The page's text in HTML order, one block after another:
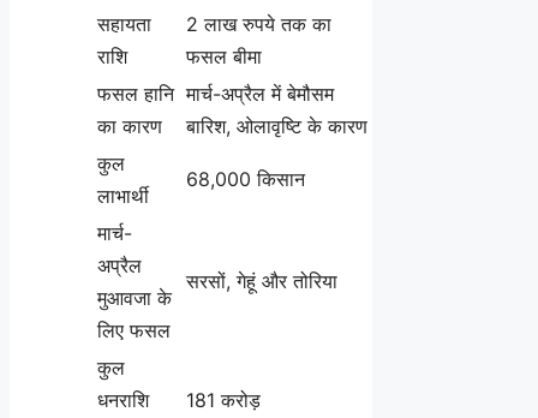
सहायता
राशि
2 लाख रुपये तक का
फसल बीमा
फसल हानि
का कारण
मार्च-अप्रैल में बेमौसम
बारिश, ओलावृष्टि के कारण
कुल
लाभार्थी
68,000 किसान
मार्च-
अप्रैल
मुआवजा के
लिए फसल
सरसों, गेहूं और तोरिया
कुल
धनराशि
181 करोड़